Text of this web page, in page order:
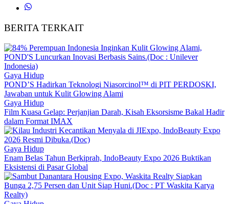
BERITA TERKAIT
Gaya Hidup
POND’S Hadirkan Teknologi Niasorcinol™ di PIT PERDOSKI,
Jawaban untuk Kulit Glowing Alami
Gaya Hidup
Film Kuasa Gelap: Perjanjian Darah, Kisah Eksorsisme Bakal Hadir
dalam Format IMAX
Gaya Hidup
Enam Belas Tahun Berkiprah, IndoBeauty Expo 2026 Buktikan
Eksistensi di Pasar Global